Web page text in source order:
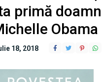
primă
Obama
18, 2018